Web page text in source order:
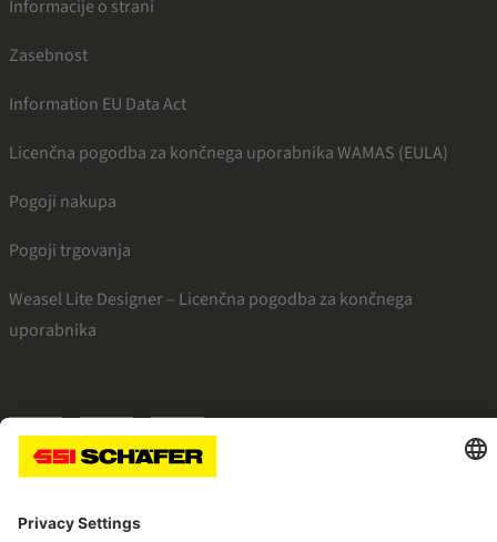
Informacije o strani
Zasebnost
Information EU Data Act
Licenčna pogodba za končnega uporabnika WAMAS (EULA)
Pogoji nakupa
Pogoji trgovanja
Weasel Lite Designer – Licenčna pogodba za končnega
uporabnika
SSI facebookSSI youtubeSSI linkedin